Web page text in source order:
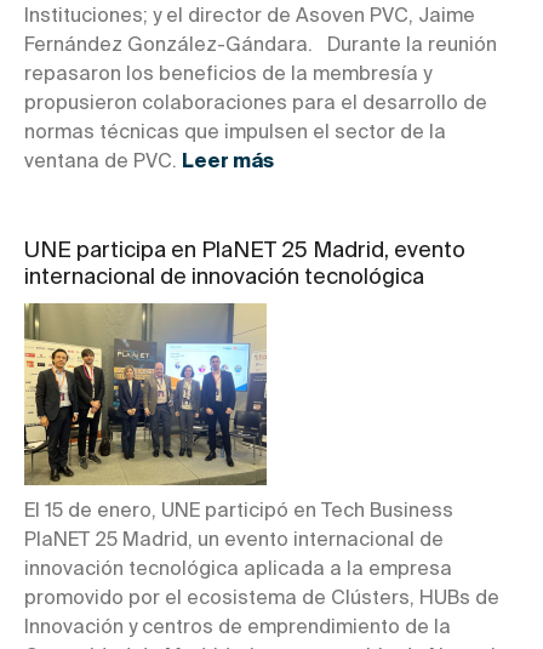
Instituciones; y el director de Asoven PVC, Jaime
Fernández González-Gándara. Durante la reunión
repasaron los beneficios de la membresía y
propusieron colaboraciones para el desarrollo de
normas técnicas que impulsen el sector de la
ventana de PVC. Leer más
UNE participa en PlaNET 25 Madrid, evento
internacional de innovación tecnológica
El 15 de enero, UNE participó en Tech Business
PlaNET 25 Madrid, un evento internacional de
innovación tecnológica aplicada a la empresa
promovido por el ecosistema de Clústers, HUBs de
Innovación y centros de emprendimiento de la